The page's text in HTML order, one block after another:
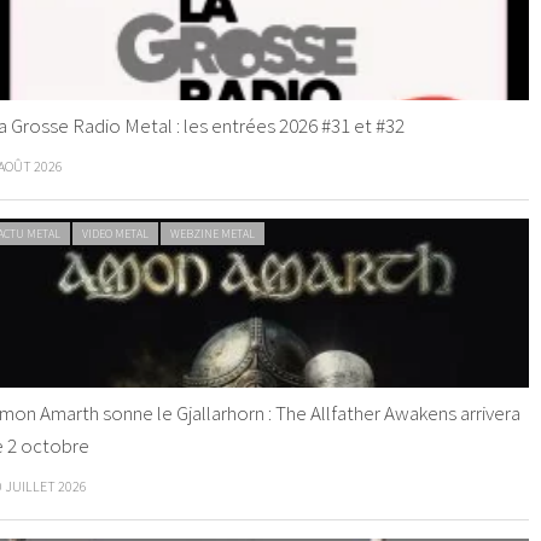
Grosse Radio Metal : les entrées 2026 #31 et #32
2026
METAL VIDEO METAL WEBZINE METAL
Amarth sonne le Gjallarhorn : The Allfather Awakens arrivera
2 octobre
JUILLET 2026